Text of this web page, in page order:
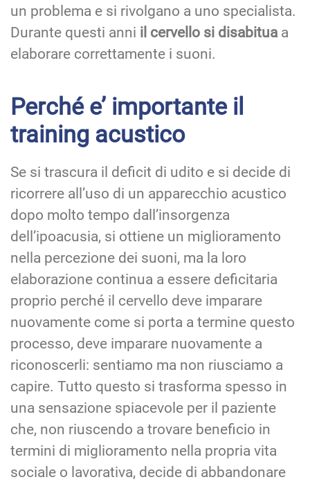
un problema e si rivolgano a uno specialista.
Durante questi anni il cervello si disabitua a
elaborare correttamente i suoni.
Perché e’ importante il
training acustico
Se si trascura il deficit di udito e si decide di
ricorrere all’uso di un apparecchio acustico
dopo molto tempo dall’insorgenza
dell’ipoacusia, si ottiene un miglioramento
nella percezione dei suoni, ma la loro
elaborazione continua a essere deficitaria
proprio perché il cervello deve imparare
nuovamente come si porta a termine questo
processo, deve imparare nuovamente a
riconoscerli: sentiamo ma non riusciamo a
capire. Tutto questo si trasforma spesso in
una sensazione spiacevole per il paziente
che, non riuscendo a trovare beneficio in
termini di miglioramento nella propria vita
sociale o lavorativa, decide di abbandonare